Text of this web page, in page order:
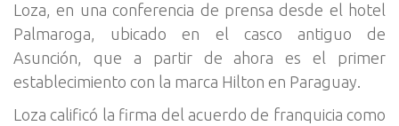
Loza, en una conferencia de prensa desde el hotel
Palmaroga, ubicado en el casco antiguo de
Asunción, que a partir de ahora es el primer
establecimiento con la marca Hilton en Paraguay.
Loza calificó la firma del acuerdo de franquicia como